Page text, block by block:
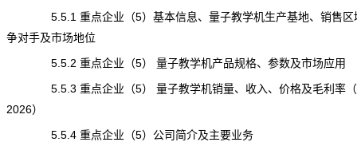
5.5.1 重点企业（5）基本信息、量子教学机生产基地、销售区
争对手及市场地位
5.5.2 重点企业（5） 量子教学机产品规格、参数及市场应用
5.5.3 重点企业（5） 量子教学机销量、收入、价格及毛利率（
2026）
5.5.4 重点企业（5）公司简介及主要业务